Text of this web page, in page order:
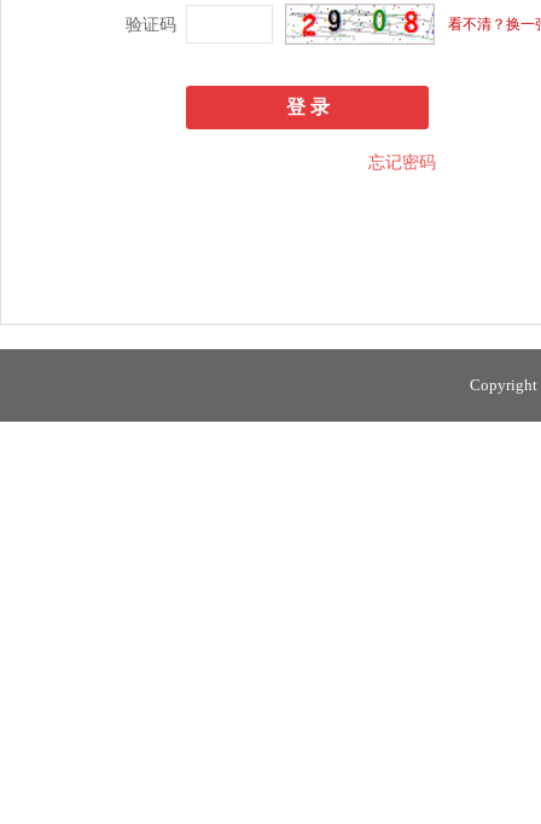
验证码 看不清？换一
忘记密码